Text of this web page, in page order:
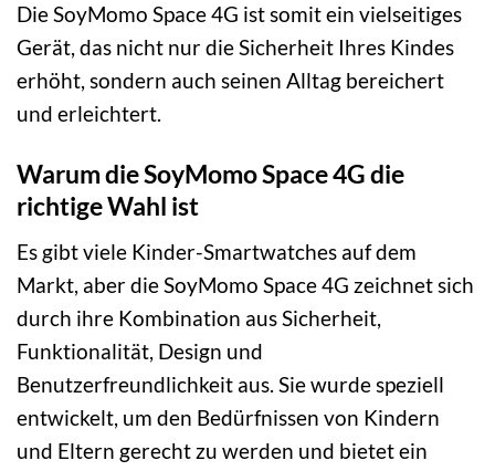
Die SoyMomo Space 4G ist somit ein vielseitiges
Gerät, das nicht nur die Sicherheit Ihres Kindes
erhöht, sondern auch seinen Alltag bereichert
und erleichtert.
Warum die SoyMomo Space 4G die
richtige Wahl ist
Es gibt viele Kinder-Smartwatches auf dem
Markt, aber die SoyMomo Space 4G zeichnet sich
durch ihre Kombination aus Sicherheit,
Funktionalität, Design und
Benutzerfreundlichkeit aus. Sie wurde speziell
entwickelt, um den Bedürfnissen von Kindern
und Eltern gerecht zu werden und bietet ein